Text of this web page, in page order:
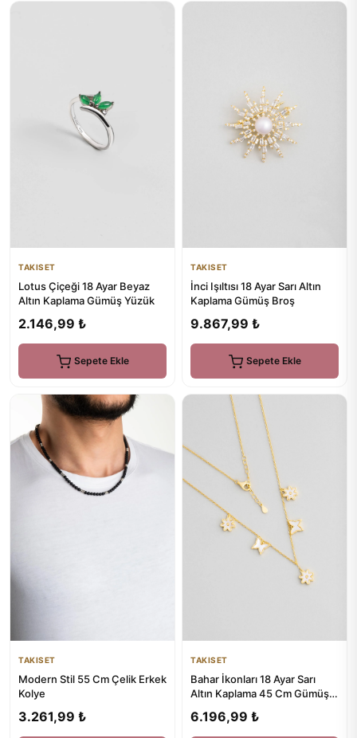
TAKISET
Lotus Çiçeği 18 Ayar Beyaz
Altın Kaplama Gümüş Yüzük
2.146,99 ₺
Sepete Ekle
TAKISET
İnci Işıltısı 18 Ayar Sarı Altın
Kaplama Gümüş Broş
9.867,99 ₺
Sepete Ekle
TAKISET
Modern Stil 55 Cm Çelik Erkek
Kolye
3.261,99 ₺
TAKISET
Bahar İkonları 18 Ayar Sarı
Altın Kaplama 45 Cm Gümüş
6.196,99 ₺